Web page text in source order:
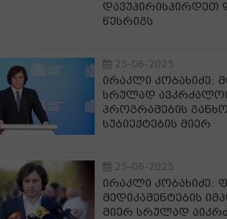
წესრიგს
25-06-2025
ირაკლი კობახიძე:
სრულად
პროგრამების
სუბიექტების მიერ
25-06-2025
ირაკლი კობახიძე:
მედიკამენტების
მიერ სრულად